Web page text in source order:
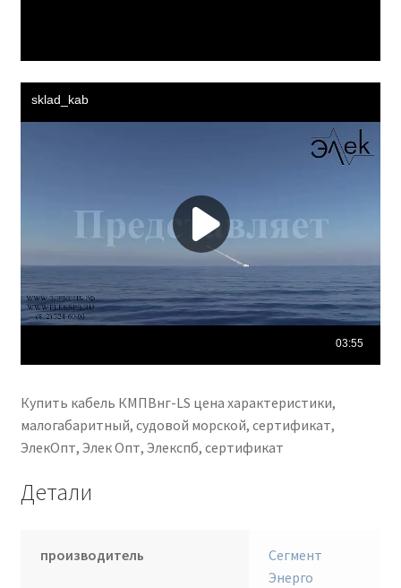
Купить кабель КМПВнг-LS цена характеристики,
малогабаритный, судовой морской, сертификат,
ЭлекОпт, Элек Опт, Элекспб, сертификат
Детали
производитель
Сегмент
Энерго